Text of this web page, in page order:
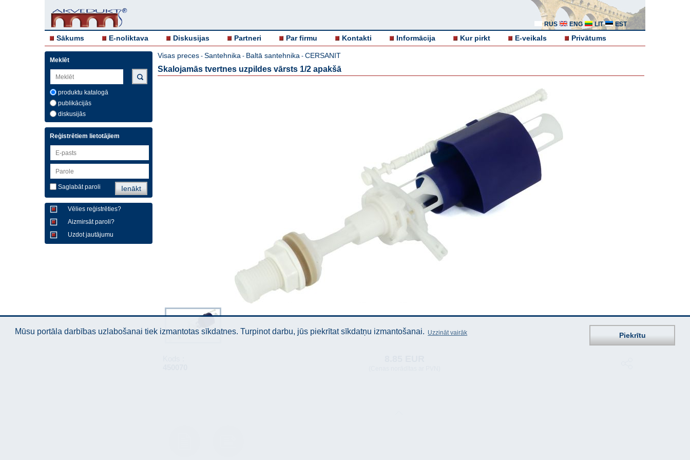
RUS ENG LIT EST
Sākums E-noliktava Diskusijas Partneri Par firmu Kontakti Informācija Kur pirkt E-veikals Privātums
Meklēt
produktu katalogā
publikācijās
diskusijās
Reģistrētiem lietotājiem
Saglabāt paroli
Vēlies reģistrēties?
Aizmirsāt paroli?
Uzdot jautājumu
Visas preces - Santehnika - Baltā santehnika - CERSANIT
Skalojamās tvertnes uzpildes vārsts 1/2 apakšā
Mūsu portāla darbības uzlabošanai tiek izmantotas sīkdatnes. Turpinot darbu, jūs piekrītat sīkdatņu izmantošanai. Uzzināt vairāk Piekrītu